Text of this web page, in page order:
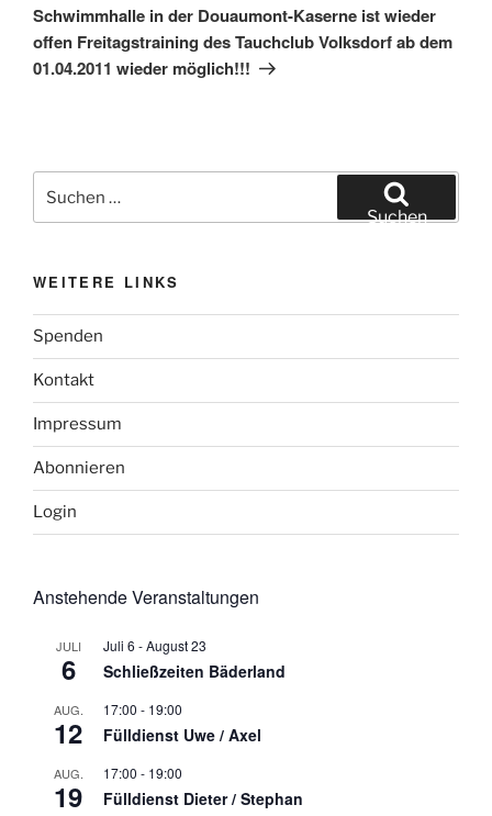
Beitrag
Schwimmhalle in der Douaumont-Kaserne ist wieder
offen Freitagstraining des Tauchclub Volksdorf ab dem
01.04.2011 wieder möglich!!!
nach:
Suchen
WEITERE LINKS
Spenden
Kontakt
Impressum
Abonnieren
Login
Anstehende Veranstaltungen
JULI
6
Juli 6 -August 23
Schließzeiten Bäderland
AUG.
12
17:00 - 19:00
Fülldienst Uwe / Axel
AUG.
19
17:00 - 19:00
Fülldienst Dieter / Stephan